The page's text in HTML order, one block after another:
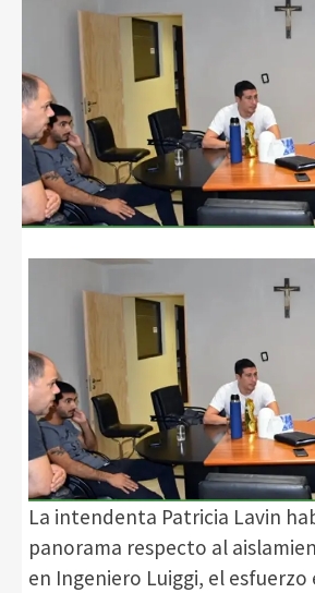
La intendenta Patricia Lavin
panorama respecto al
en Ingeniero Luiggi, el